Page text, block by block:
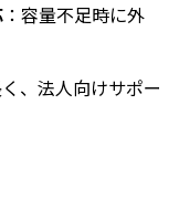
：容量不足時に外
、法人向けサポー